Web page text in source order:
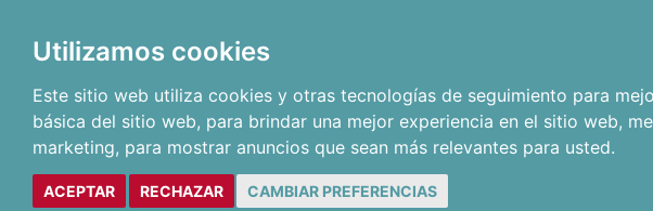
Utilizamos cookies
Este sitio web utiliza cookies y otras tecnologías de seguimiento para
básica del sitio web, para brindar una mejor experiencia en el sitio web,
marketing, para mostrar anuncios que sean más relevantes para usted.
ACEPTAR RECHAZAR CAMBIAR PREFERENCIAS